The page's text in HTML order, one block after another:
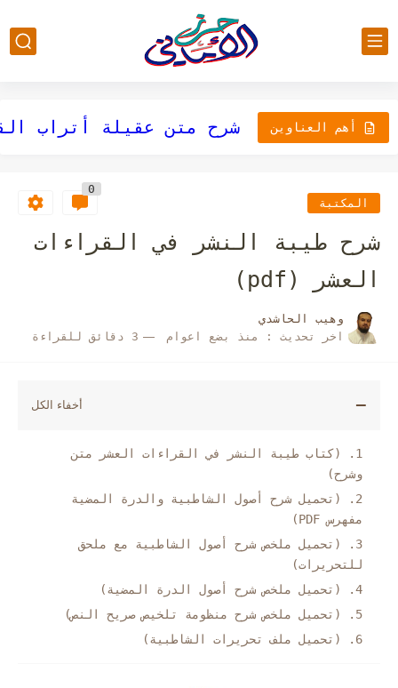
أهم العناوين
المكتبة
0
شرح طيبة النشر في القراءات
العشر (pdf)
وهيب الحاشدي
اخر تحديث :
منذ بضع اعوام 3 دقائق للقراءة
(كتاب طيبة النشر في القراءات العشر متن
وشرح)
(تحميل شرح أصول الشاطبية والدرة المضية
مفهرس PDF)
(تحميل ملخص شرح أصول الشاطبية مع ملحق
للتحريرات)
(تحميل ملخص شرح أصول الدرة المضية)
(تحميل ملخص شرح منظومة تلخيص صريح النص)
(تحميل ملف تحريرات الشاطبية)